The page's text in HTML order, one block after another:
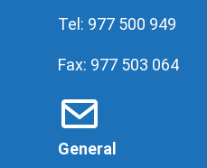
Tel: 977 500 949
Fax: 977 503 064
General